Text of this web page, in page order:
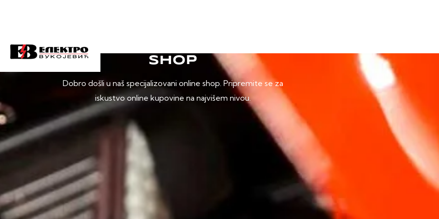
SHOP
Dobro došli u naš specijalizovani online shop. Pripremite se za
iskustvo online kupovine na najvišem nivou.